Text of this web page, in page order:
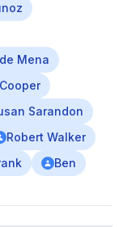
Mena
Sarandon
Robert Walker
Ben